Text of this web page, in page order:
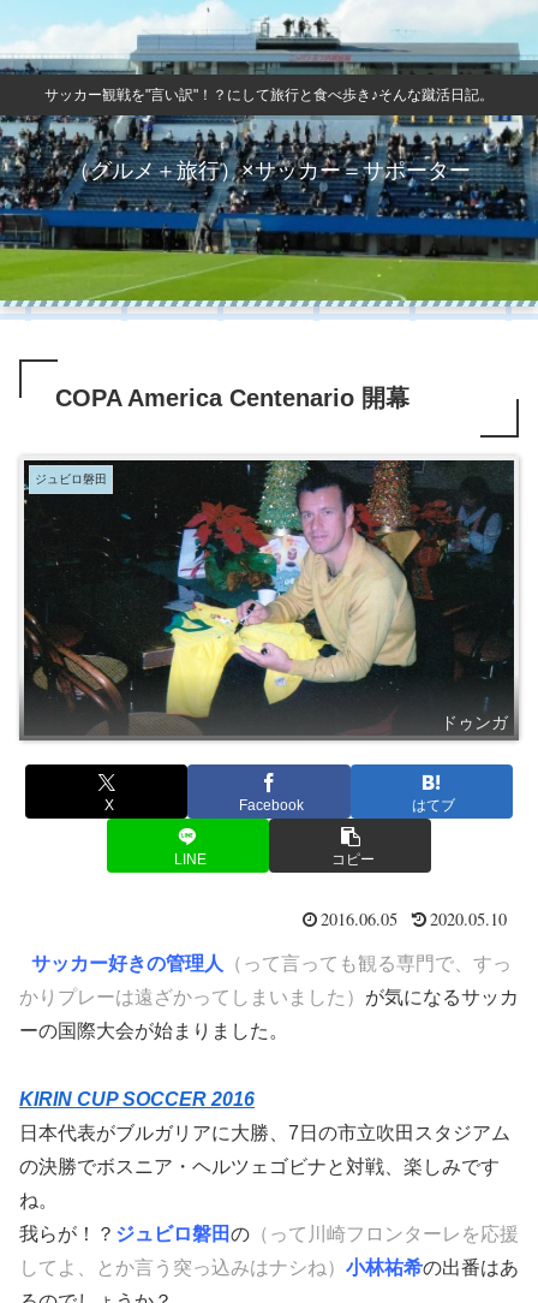
サッカー観戦を"言い訳"！？にして旅行と食べ歩き♪そんな蹴活日記。
（グルメ＋旅行）×サッカー＝サポーター
COPA America Centenario 開幕
ジュビロ磐田
ドゥンガ
X Facebook はてブ
LINE コピー
2016.06.05 2020.05.10
サッカー好きの管理人
（って言っても観る専門で、すっ
かりプレーは遠ざかってしまいました） が気になるサッカ
ーの国際大会が始まりました。
KIRIN CUP SOCCER 2016
日本代表がブルガリアに大勝、7日の市立吹田スタジアム
の決勝でボスニア・ヘルツェゴビナと対戦、楽しみです
ね。
我らが！？ ジュビロ磐田の （って川崎フロンターレを応援
してよ、とか言う突っ込みはナシね） 小林祐希の出番はあ